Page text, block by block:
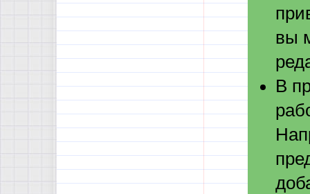
вы
В